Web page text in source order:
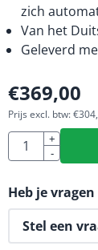
zich
Van het
Geleverd
€369,00
Prijs excl. btw:€
Aantal
+
-
Heb je
Stel een